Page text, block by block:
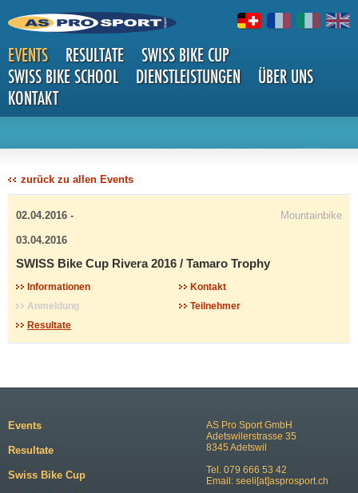
EVENTS RESULTATE
SWISS BIKE CUP
SWISS BIKE SCHOOL
DIENSTLEISTUNGEN
ÜBER UNS
KONTAKT
DETAILS
zurück zu allen Events
02.04.2016 -
03.04.2016
Mountainbike
SWISS Bike Cup Rivera 2016 / Tamaro Trophy
Informationen
Kontakt
Anmeldung
Teilnehmer
Resultate
AS Pro Sport GmbH
Adetswilerstrasse 35
8345 Adetswil
Tel. 079 666 53 42
Email: seeli[at]asprosport.ch
Events
Resultate
Swiss Bike Cup